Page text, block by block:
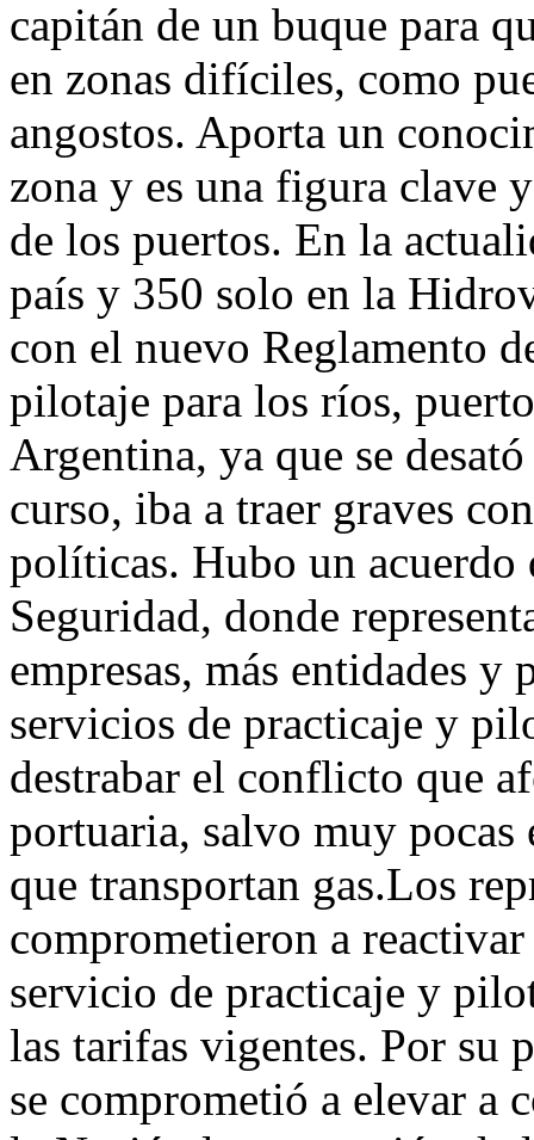
capitán de un buque para
en zonas difíciles, como
angostos. Aporta un
zona y es una figura clave
de los puertos. En la
país y 350 solo en la
con el nuevo Reglamento
pilotaje para los ríos,
Argentina, ya que se
curso, iba a traer graves
políticas. Hubo un
Seguridad, donde
empresas, más entidades y
servicios de practicaje y
destrabar el conflicto que
portuaria, salvo muy pocas
que transportan gas.Los
comprometieron a
servicio de practicaje y
las tarifas vigentes. Por su
se comprometió a elevar a